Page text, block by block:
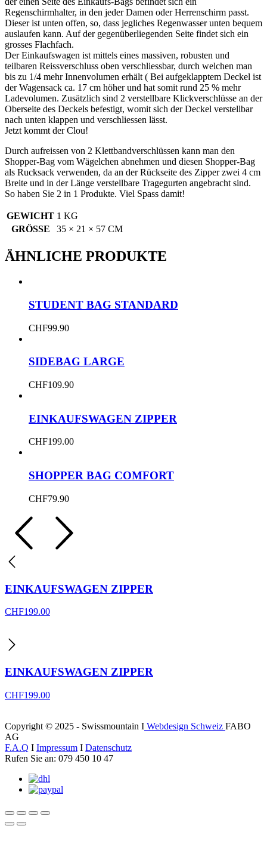
Regenschirmhalter, in den jeder Damen oder Herrenschirm passt.
Dieser ist unten offen, so, dass jegliches Regenwasser unten bequem
auslaufen kann. Auf der gegenüberliegenden Seite findet sich ein
grosses Flachfach.
Der Einkaufswagen ist mittels eines massiven, robusten und
teilbaren Reissverschluss oben verschliessbar, durch welchen man
bis zu 1/4 mehr Innenvolumen erhält ( Bei aufgeklapptem Deckel ist
der Wagensack ca. 17 cm höher und hat somit rund 25 % mehr
Ladevolumen. Zusätzlich sind 2 verstellbare Klickverschlüsse an der
Oberseite des Deckels befestigt, womit sich der Deckel verstellbar
nach unten klappen und verschliessen lässt.
Jetzt kommt der Clou!
Durch aufreissen von 2 Klettbandverschlüssen kann man den
Shopper-Bag vom Wägelchen abnehmen und diesen Shopper-Bag
als Rucksack verwenden, da an der Rückseite des Zipper zwei 4 cm
Breite und in der Länge verstellbare Tragegurten angebracht sind.
So haben Sie 2 in 1 Produkte. Viel Spass damit!
GEWICHT 1 KG
GRÖSSE
35 × 21 × 57 CM
ÄHNLICHE PRODUKTE
STUDENT BAG STANDARD
CHF99.90
SIDEBAG LARGE
CHF109.90
EINKAUFSWAGEN ZIPPER
CHF199.00
SHOPPER BAG COMFORT
CHF79.90
EINKAUFSWAGEN ZIPPER
CHF199.00
EINKAUFSWAGEN ZIPPER
CHF199.00
Copyright © 2025 - Swissmountain I Webdesign Schweiz FABO
AG
F.A.Q I Impressum I Datenschutz
Rufen Sie an: 079 450 10 47